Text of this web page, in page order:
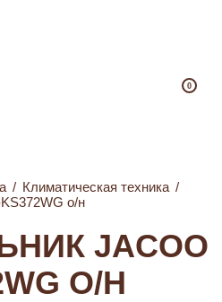
0
/ Климатическая техника /
о/н
JACOO
О/Н